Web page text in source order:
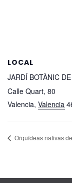
LOCAL
JARDÍ BOTÀNIC
Calle Quart, 80
Valencia, Valencia
Orquídeas nativas